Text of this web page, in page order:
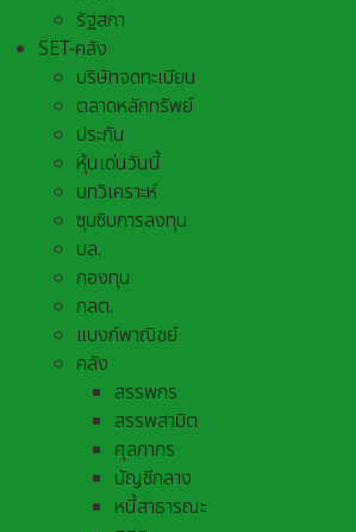
รัฐสภา
SET-คลัง
บริษัทจดทะเบียน
ตลาดหลักทรัพย์
ประกัน
หุ้นเด่นวันนี้
บทวิเคราะห์
ซุบซิบการลงทุน
บล.
กองทุน
กลต.
แบงก์พาณิชย์
คลัง
สรรพกร
สรรพสามิต
ศุลกากร
บัญชีกลาง
หนี้สาธารณะ